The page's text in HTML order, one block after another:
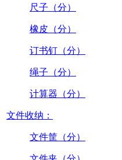
尺子（分）
橡皮（分）
订书钉（分）
绳子（分）
计算器（分）
文件收纳：
文件筐（分）